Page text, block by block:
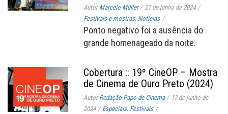
AutorMarcelo Müller / 21 de junho de 2024 /
Festivais e mostras, Notícias /
Ponto negativo foi a ausência do
grande homenageado da noite.
Cobertura :: 19º CineOP – Mostra
de Cinema de Ouro Preto (2024)
AutorRedação Papo de Cinema / 17 de junho de
2024 / Especiais, Festivais /